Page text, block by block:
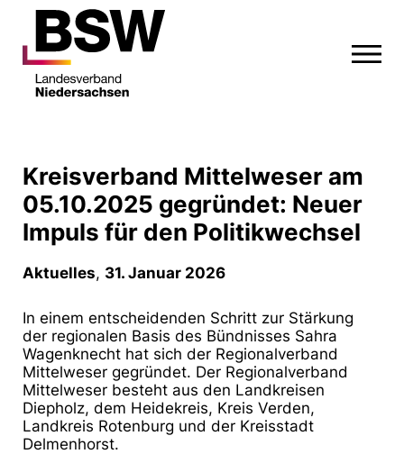
Kreisverband Mittelweser am
05.10.2025 gegründet: Neuer
Impuls für den Politikwechsel
Aktuelles, 31. Januar 2026
In einem entscheidenden Schritt zur Stärkung
der regionalen Basis des Bündnisses Sahra
Wagenknecht hat sich der Regionalverband
Mittelweser gegründet. Der Regionalverband
Mittelweser besteht aus den Landkreisen
Diepholz, dem Heidekreis, Kreis Verden,
Landkreis Rotenburg und der Kreisstadt
Delmenhorst.